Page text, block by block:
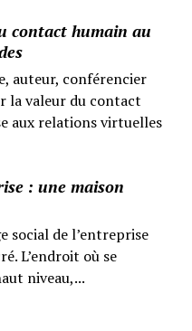
contact humain au
auteur, conférencier
la valeur du contact
aux relations virtuelles
: une maison
social de l’entreprise
L’endroit où se
niveau,...